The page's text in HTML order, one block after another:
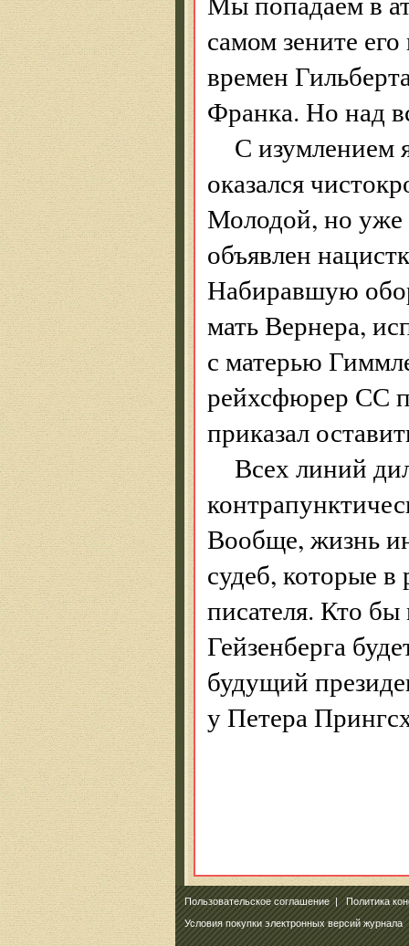
самом зените
времен
Франка. Но над
С изумлением
оказался
Молодой, но уже
объявлен
Набиравшую
мать Вернера,
с матерью
рейхсфюрер СС
приказал
Всех линий
Вообще, жизнь
судеб, которые
писателя. Кто бы
Гейзенберга
будущий
у Петера
Пользовательское соглашение|Политика
Условия покупки электронных версий журнала